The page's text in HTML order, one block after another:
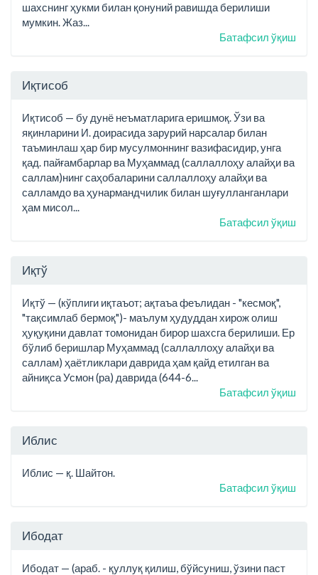
шахснинг ҳукми билан қонуний равишда берилиши
мумкин. Жаз...
Батафсил ўқиш
Иқтисоб
Иқтисоб — бу дунё неъматларига еришмоқ. Ўзи ва
яқинларини И. доирасида зарурий нарсалар билан
таъминлаш ҳар бир мусулмоннинг вазифасидир, унга
қад. пайғамбарлар ва Муҳаммад (саллаллоҳу алайҳи ва
саллам)нинг саҳобаларини саллаллоҳу алайҳи ва
салламдо ва ҳунармандчилик билан шуғулланганлари
ҳам мисол...
Батафсил ўқиш
Иқтў
Иқтў — (кўплиги иқтаъот; ақтаъа феълидан - "кесмоқ",
"тақсимлаб бермоқ")- маълум ҳудуддан хирож олиш
ҳуқуқини давлат томонидан бирор шахсга берилиши. Ер
бўлиб беришлар Муҳаммад (саллаллоҳу алайҳи ва
саллам) ҳаётликлари даврида ҳам қайд етилган ва
айниқса Усмон (ра) даврида (644-6...
Батафсил ўқиш
Иблис
Иблис — қ. Шайтон.
Батафсил ўқиш
Ибодат
Ибодат — (араб. - қуллуқ қилиш, бўйсуниш, ўзини паст